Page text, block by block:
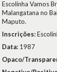
Escolinha Vamos
Malangatana no
Maputo.
Inscrições:
Data: 1987
Opaco/